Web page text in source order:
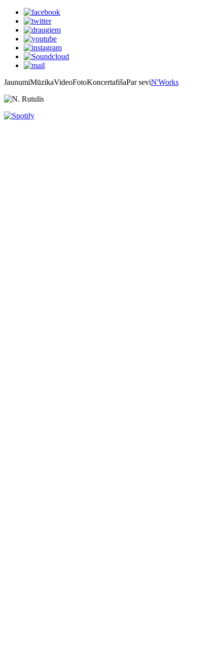
JaunumiMūzikaVideoFotoKoncertafišaPar seviN'Works